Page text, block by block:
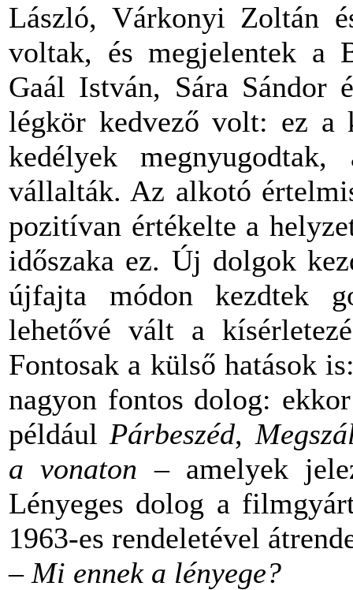
László, Várkonyi Zoltán
voltak, és megjelentek a
Gaál István, Sára Sándor
légkör kedvező volt: ez a
kedélyek
vállalták. Az alkotó
pozitívan értékelte a
időszaka ez. Új dolgok
újfajta módon kezdtek
lehetővé vált a
Fontosak a külső hatások
nagyon fontos dolog:
például Párbeszéd,
a vonaton – amelyek
Lényeges dolog a
1963-es rendeletével
– Mi ennek a lényege?